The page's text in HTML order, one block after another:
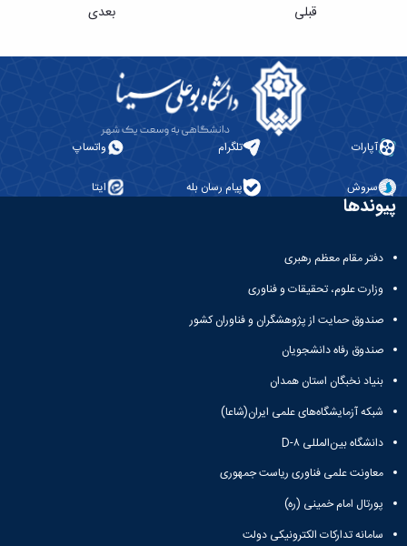
قبلی بعدی
آپارات تلگرام واتساپ
سروش پیام رسان بله ایتا
پیوندها
دفتر مقام معظم رهبری
وزارت علوم، تحقیقات و فناوری
صندوق حمایت از پژوهشگران و فناوران کشور
صندوق رفاه دانشجویان
بنیاد نخبگان استان همدان
شبکه آزمایشگاه‌های علمی ایران(شاعا)
دانشگاه بین‌المللی D-۸
معاونت علمی فناوری ریاست جمهوری
پورتال امام خمینی (ره)
سامانه تدارکات الکترونیکی دولت